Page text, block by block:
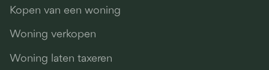
Kopen van een woning
Woning verkopen
Woning laten taxeren